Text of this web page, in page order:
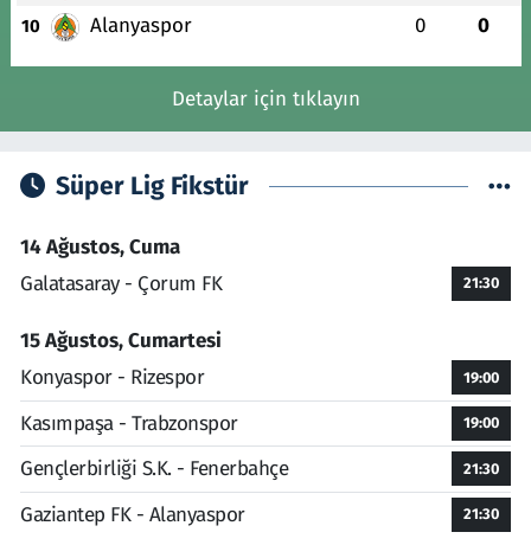
10 Alanyaspor 0 0
Detaylar için tıklayın
Süper Lig Fikstür
14 Ağustos, Cuma
Galatasaray - Çorum FK
21:30
15 Ağustos, Cumartesi
Konyaspor - Rizespor
19:00
Kasımpaşa - Trabzonspor 19:00
Gençlerbirliği S.K. - Fenerbahçe 21:30
Gaziantep FK - Alanyaspor 21:30